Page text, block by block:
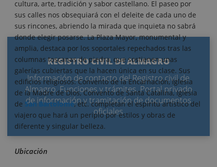
REGISTRO CIVIL DE ALMAGRO
Información de contacto del Registro civil de
Almagro. Funciones y trámites. Portal privado
de información y tramitación de documentos
oficiales
cultura, arte, tradición y sabor castellano. El paseo por
sus calles nos obsequiará con el deleite de cada uno de
sus rincones, abriendo la mirada que inquieta no sabrá
donde elegir posarse. La Plaza Mayor, monumental y
amplia, destaca por los soportales repechados tras las
columnas toscanas de piedra, que sostienen unas
galerías cubiertas que la hacen única en su clase. Sus
edificios religiosos: Convento de la Encarnación, Iglesia
de la Madre de Dios, Convento de Santa Catalina, Iglesia
de San Bartolomé, etc. completan el espíritu artístico del
viajero que hará un periplo por estilos y obras de
diferente y singular belleza.
Ubicación